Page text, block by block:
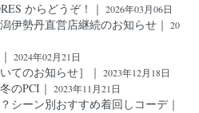
からどうぞ！｜ 2026年03月06日
伊勢丹直営店継続のお知らせ｜ 20
2024年02月21日
てのお知らせ］｜ 2023年12月18日
のPCI｜ 2023年11月21日
シーン別おすすめ着回しコーデ｜